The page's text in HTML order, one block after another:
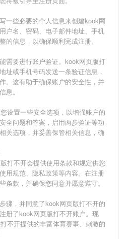
一些必要的个人信息来创建kook网
户名、密码、电子邮件地址、手机
的信息，以确保顺利完成注册。
需要进行账户验证。 kook网页版打
址或手机号码发送一条验证信息，
。这有助于确保账户的安全性，并
息。
设置一些安全选项，以增强账户的
全问题和答案，启用两步验证等功
关选项，并妥善保管相关信息，确
打不开会提供使用条款和规定供您
用规范、隐私政策等内容。在注册
条款，并确保您同意并愿意遵守。
骤，并同意了kook网页版打不开的
册了kook网页版打不开账户。现
不开提供的丰富体育赛事、刺激的